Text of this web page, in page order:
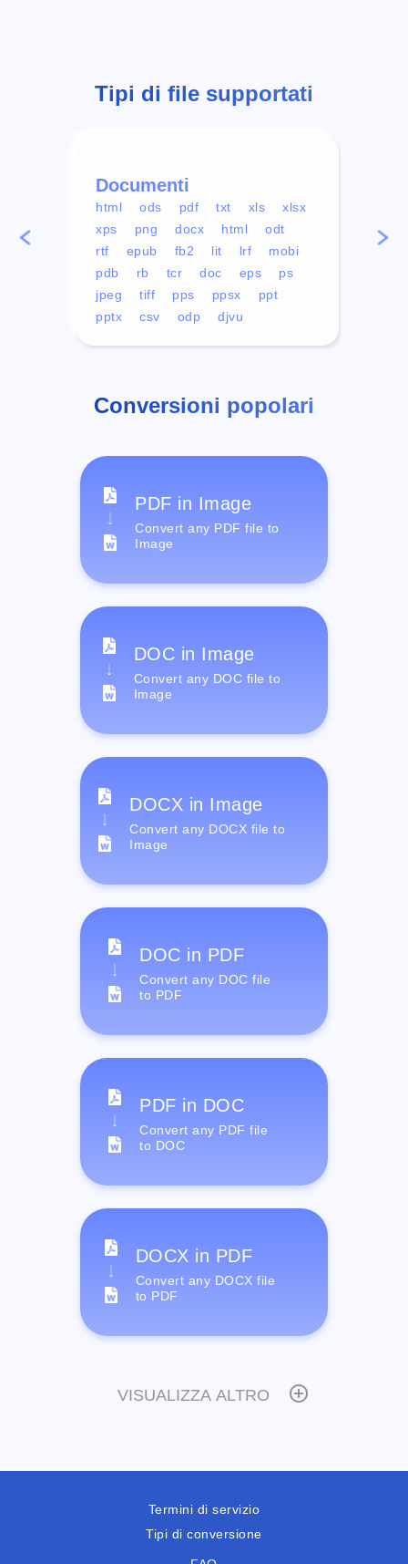
Tipi di file supportati
Documenti
html ods pdf txt xls
xlsx
xps
png docx html
odt
rtf
epub fb2 lit lrf
mobi
pdb
rb tcr doc eps
ps
jpeg
tiff pps ppsx
ppt
pptx
csv odp djvu
mp4
Conversioni popolari
PDF in Image
Convert any PDF file to
Image
DOC in Image
Convert any DOC file to
Image
DOCX in Image
Convert any DOCX file to
Image
DOC in PDF
Convert any DOC file
to PDF
PDF in DOC
Convert any PDF file
to DOC
DOCX in PDF
Convert any DOCX file
to PDF
VISUALIZZA ALTRO
Termini di servizio
Tipi di conversione